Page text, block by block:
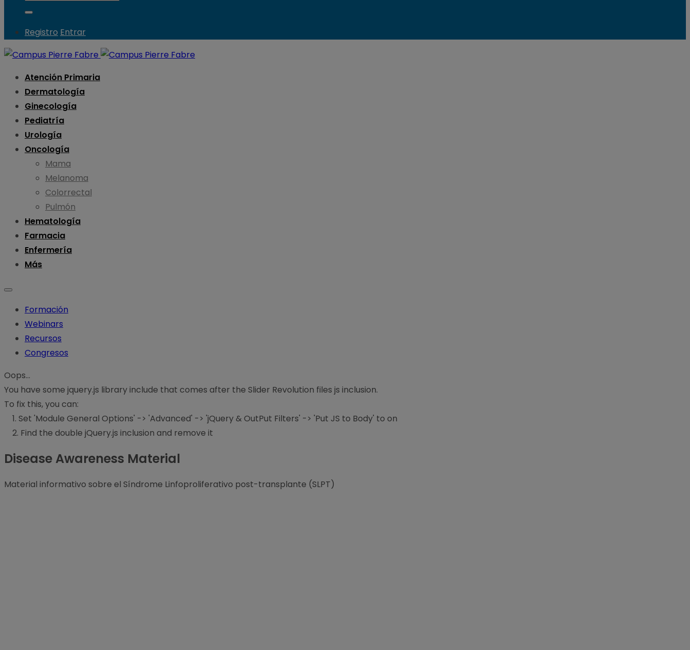
Registro Entrar
Atención Primaria
Dermatología
Ginecología
Pediatría
Urología
Oncología
Mama
Melanoma
Colorrectal
Pulmón
Hematología
Farmacia
Enfermería
Más
Formación
Webinars
Recursos
Congresos
Oops...
You have some jquery.js library include that comes after the Slider Revolution files js inclusion.
To fix this, you can:
1. Set 'Module General Options' -> 'Advanced' -> 'jQuery & OutPut Filters' -> 'Put JS to Body' to on
2. Find the double jQuery.js inclusion and remove it
Disease Awareness Material
Material informativo sobre el Síndrome Linfoproliferativo post-transplante (SLPT)